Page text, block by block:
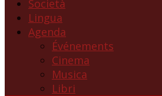
Società
Lingua
Agenda
Événements
Cinema
Musica
Libri